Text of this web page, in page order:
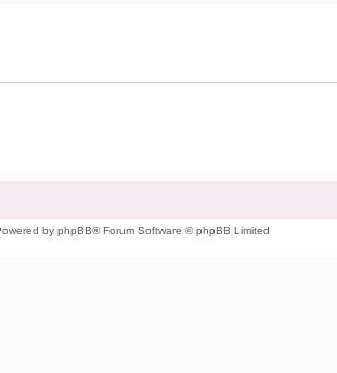
by phpBB® Forum Software © phpBB Limited